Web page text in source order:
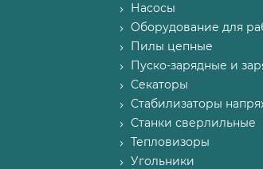
Насосы
Оборудование для
Пилы цепные
Пуско-зарядные и
Секаторы
Стабилизаторы
Станки сверлильные
Тепловизоры
Угольники